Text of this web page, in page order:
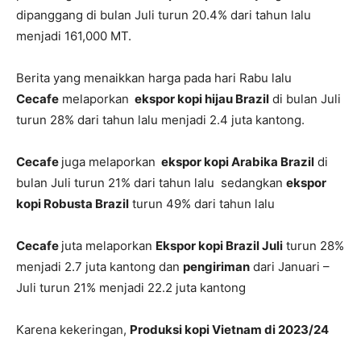
dipanggang di bulan Juli turun 20.4% dari tahun lalu
menjadi 161,000 MT.
Berita yang menaikkan harga pada hari Rabu lalu
Cecafe melaporkan ekspor kopi hijau Brazil di bulan Juli
turun 28% dari tahun lalu menjadi 2.4 juta kantong.
Cecafe juga melaporkan ekspor kopi Arabika Brazil di
bulan Juli turun 21% dari tahun lalu sedangkan ekspor
kopi Robusta Brazil turun 49% dari tahun lalu
Cecafe juta melaporkan Ekspor kopi Brazil Juli turun 28%
menjadi 2.7 juta kantong dan pengiriman dari Januari –
Juli turun 21% menjadi 22.2 juta kantong
Karena kekeringan, Produksi kopi Vietnam di 2023/24